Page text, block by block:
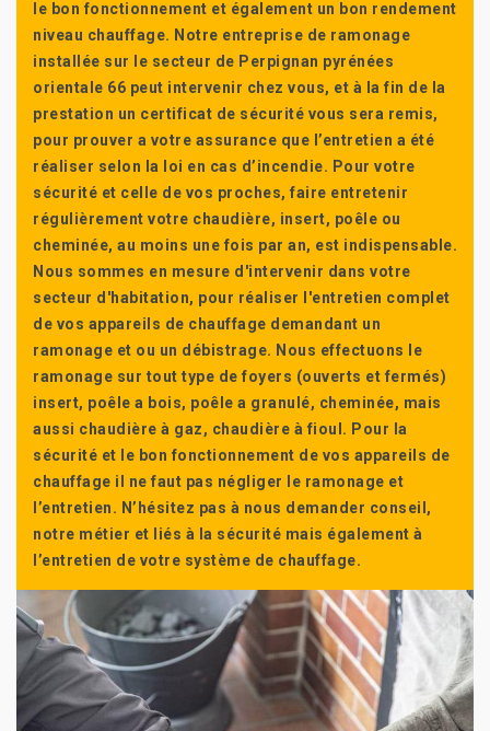
le bon fonctionnement et également un bon rendement
niveau chauffage. Notre entreprise de ramonage
installée sur le secteur de Perpignan pyrénées
orientale 66 peut intervenir chez vous, et à la fin de la
prestation un certificat de sécurité vous sera remis,
pour prouver a votre assurance que l’entretien a été
réaliser selon la loi en cas d’incendie. Pour votre
sécurité et celle de vos proches, faire entretenir
régulièrement votre chaudière, insert, poêle ou
cheminée, au moins une fois par an, est indispensable.
Nous sommes en mesure d'intervenir dans votre
secteur d'habitation, pour réaliser l'entretien complet
de vos appareils de chauffage demandant un
ramonage et ou un débistrage. Nous effectuons le
ramonage sur tout type de foyers (ouverts et fermés)
insert, poêle a bois, poêle a granulé, cheminée, mais
aussi chaudière à gaz, chaudière à fioul. Pour la
sécurité et le bon fonctionnement de vos appareils de
chauffage il ne faut pas négliger le ramonage et
l’entretien. N’hésitez pas à nous demander conseil,
notre métier et liés à la sécurité mais également à
l’entretien de votre système de chauffage.